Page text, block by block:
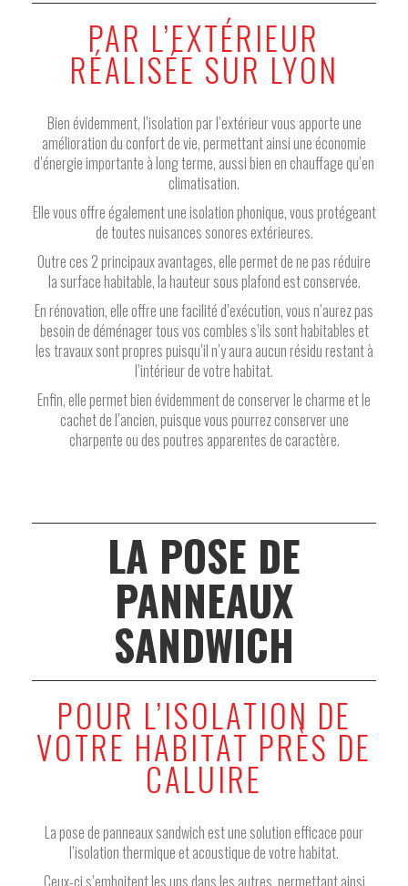
PAR L’EXTÉRIEUR
RÉALISÉE SUR LYON
Bien évidemment, l’isolation par l’extérieur vous apporte une
amélioration du confort de vie, permettant ainsi une économie
d’énergie importante à long terme, aussi bien en chauffage qu’en
climatisation.
Elle vous offre également une isolation phonique, vous protégeant
de toutes nuisances sonores extérieures.
Outre ces 2 principaux avantages, elle permet de ne pas réduire
la surface habitable, la hauteur sous plafond est conservée.
En rénovation, elle offre une facilité d’exécution, vous n’aurez pas
besoin de déménager tous vos combles s’ils sont habitables et
les travaux sont propres puisqu’il n’y aura aucun résidu restant à
l’intérieur de votre habitat.
Enfin, elle permet bien évidemment de conserver le charme et le
cachet de l’ancien, puisque vous pourrez conserver une
charpente ou des poutres apparentes de caractère.
LA POSE DE
PANNEAUX
SANDWICH
POUR L’ISOLATION DE
VOTRE HABITAT PRÈS DE
CALUIRE
La pose de panneaux sandwich est une solution efficace pour
l’isolation thermique et acoustique de votre habitat.
Ceux-ci s’emboitent les uns dans les autres, permettant ainsi